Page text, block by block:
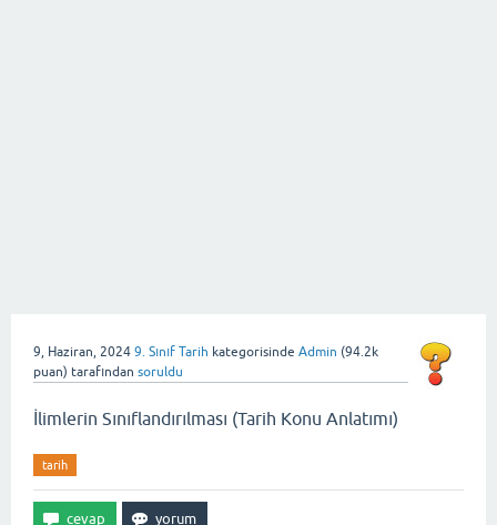
9, Haziran, 2024 9. Sınıf Tarih kategorisinde Admin (94.2k
puan) tarafından soruldu
İlimlerin Sınıflandırılması (Tarih Konu Anlatımı)
tarih